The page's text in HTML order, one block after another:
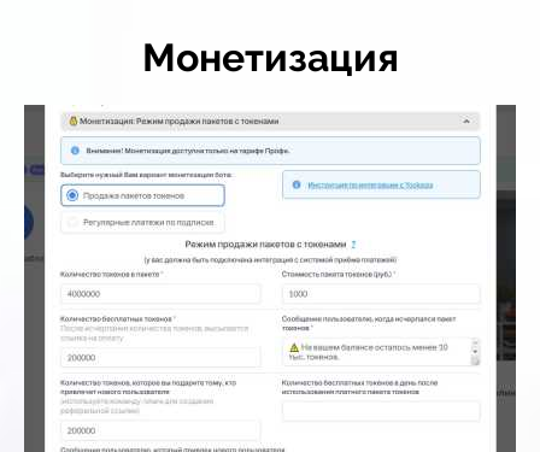
Монетизация